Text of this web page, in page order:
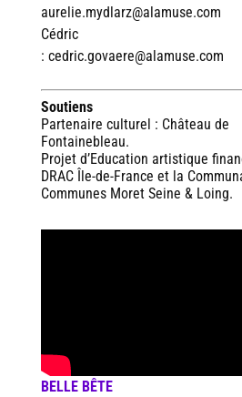
aurelie.mydlarz@alamuse.com
Cédric
: cedric.govaere@alamuse.com
Soutiens
Partenaire culturel : Château de
Fontainebleau.
Projet d’Education artistique
DRAC Île-de-France et la
Communes Moret Seine & Loing.
BELLE BÊTE